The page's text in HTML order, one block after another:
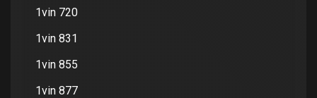
1vin 720
1vin 831
1vin 855
1vin 877